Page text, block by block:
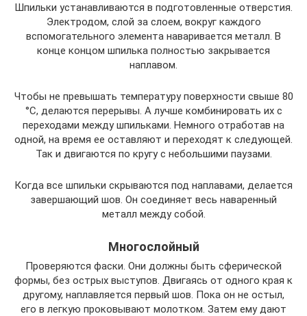
Шпильки устанавливаются в подготовленные отверстия.
Электродом, слой за слоем, вокруг каждого
вспомогательного элемента наваривается металл. В
конце концом шпилька полностью закрывается
наплавом.
Чтобы не превышать температуру поверхности свыше 80
°C, делаются перерывы. А лучше комбинировать их с
переходами между шпильками. Немного отработав на
одной, на время ее оставляют и переходят к следующей.
Так и двигаются по кругу с небольшими паузами.
Когда все шпильки скрываются под наплавами, делается
завершающий шов. Он соединяет весь наваренный
металл между собой.
Многослойный
Проверяются фаски. Они должны быть сферической
формы, без острых выступов. Двигаясь от одного края к
другому, наплавляется первый шов. Пока он не остыл,
его в легкую проковывают молотком. Затем ему дают